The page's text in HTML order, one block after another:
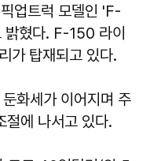
업트럭 모델인 'F-
혔다. F-150 라이
가 탑재되고 있다.
화세가 이어지며 주
절에 나서고 있다.